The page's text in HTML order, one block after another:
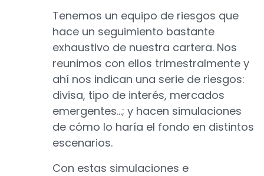
Tenemos un equipo de riesgos que
hace un seguimiento bastante
exhaustivo de nuestra cartera. Nos
reunimos con ellos trimestralmente y
ahí nos indican una serie de riesgos:
divisa, tipo de interés, mercados
emergentes...; y hacen simulaciones
de cómo lo haría el fondo en distintos
escenarios.
Con estas simulaciones e